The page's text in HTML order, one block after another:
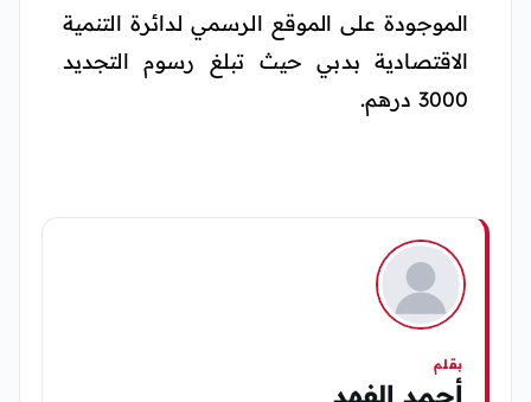
الموجودة على الموقع الرسمي لدائرة التنمية
الاقتصادية بدبي حيث تبلغ رسوم التجديد
3000 درهم.
بقلم
أحمد الفهد